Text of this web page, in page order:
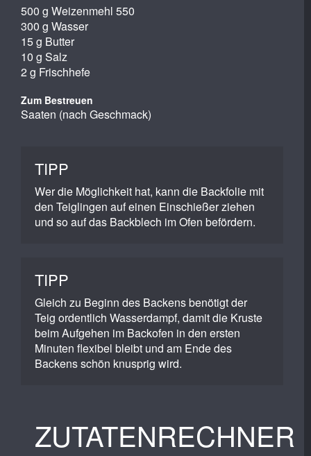
500 g Weizenmehl 550
300 g Wasser
15 g Butter
10 g Salz
2 g Frischhefe
Zum Bestreuen
Saaten (nach Geschmack)
TIPP
Wer die Möglichkeit hat, kann die Backfolie mit
den Teiglingen auf einen Einschießer ziehen
und so auf das Backblech im Ofen befördern.
TIPP
Gleich zu Beginn des Backens benötigt der
Teig ordentlich Wasserdampf, damit die Kruste
beim Aufgehen im Backofen in den ersten
Minuten flexibel bleibt und am Ende des
Backens schön knusprig wird.
ZUTATENRECHNER